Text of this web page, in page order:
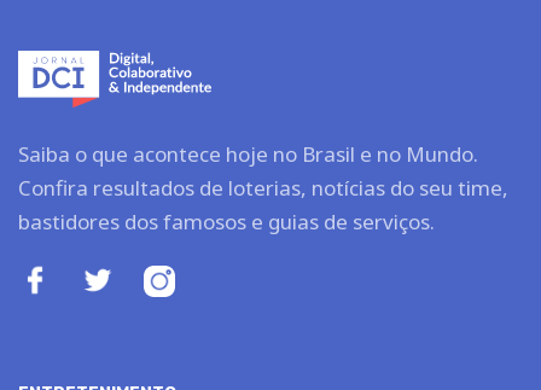
Saiba o que acontece hoje no Brasil e no Mundo.
Confira resultados de loterias, notícias do seu time,
bastidores dos famosos e guias de serviços.